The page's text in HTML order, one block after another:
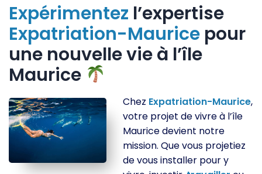
Expérimentez l’expertise
Expatriation-Maurice pour
une nouvelle vie à l’île
Maurice
Chez Expatriation-Maurice,
votre projet de vivre à l’île
Maurice devient notre
mission. Que vous projetiez
de vous installer pour y